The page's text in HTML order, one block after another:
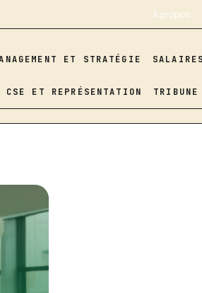
À propos
ET STRATÉGIE
CSE ET REPRÉSENTATION